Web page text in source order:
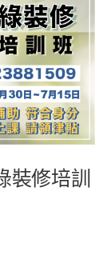
裝修培訓